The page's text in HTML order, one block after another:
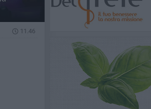
11.46